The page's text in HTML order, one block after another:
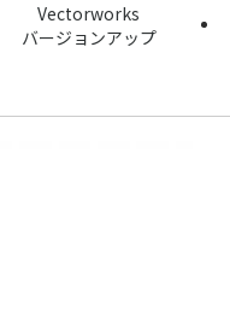
Vectorworks
バージョンアップ